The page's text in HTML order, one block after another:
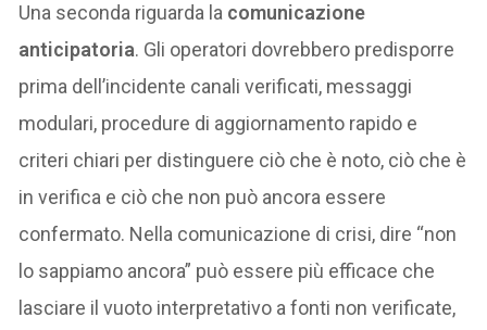
Una seconda riguarda la comunicazione
anticipatoria. Gli operatori dovrebbero predisporre
prima dell’incidente canali verificati, messaggi
modulari, procedure di aggiornamento rapido e
criteri chiari per distinguere ciò che è noto, ciò che è
in verifica e ciò che non può ancora essere
confermato. Nella comunicazione di crisi, dire “non
lo sappiamo ancora” può essere più efficace che
lasciare il vuoto interpretativo a fonti non verificate,